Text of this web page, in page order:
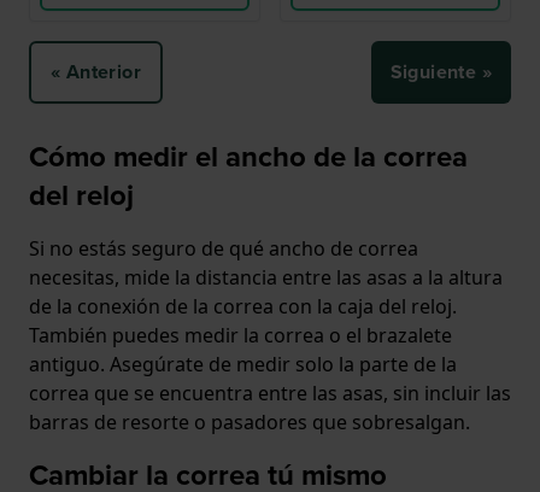
« Anterior Siguiente »
Cómo medir el ancho de la correa
del reloj
Si no estás seguro de qué ancho de correa
necesitas, mide la distancia entre las asas a la altura
de la conexión de la correa con la caja del reloj.
También puedes medir la correa o el brazalete
antiguo. Asegúrate de medir solo la parte de la
correa que se encuentra entre las asas, sin incluir las
barras de resorte o pasadores que sobresalgan.
Cambiar la correa tú mismo